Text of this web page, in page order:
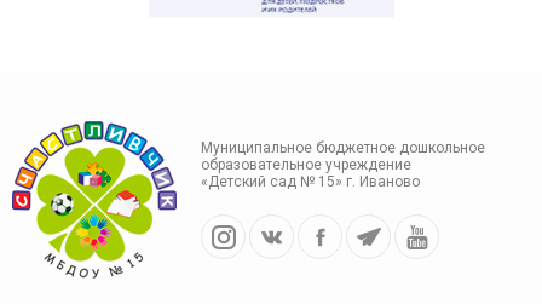
Муниципальное бюджетное дошкольное
образовательное учреждение
«Детский сад № 15» г. Иваново